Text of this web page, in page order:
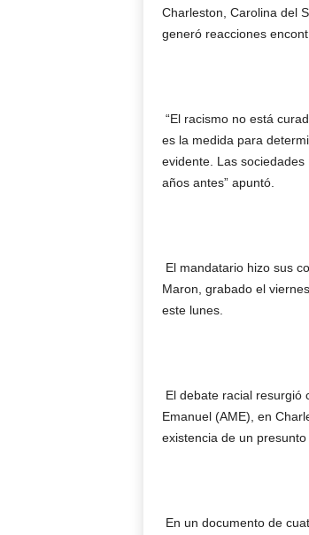
Charleston, Carolina del
generó reacciones
“El racismo no está
es la medida para
evidente. Las
años antes” apuntó.
El mandatario hizo sus
Maron, grabado el
este lunes.
El debate racial resurgió
Emanuel (AME), en
existencia de un
En un documento de